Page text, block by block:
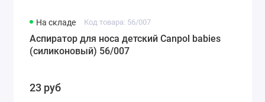
На складе Код товара: 56/007
Аспиратор для носа детский Canpol babies
(силиконовый) 56/007
23 руб